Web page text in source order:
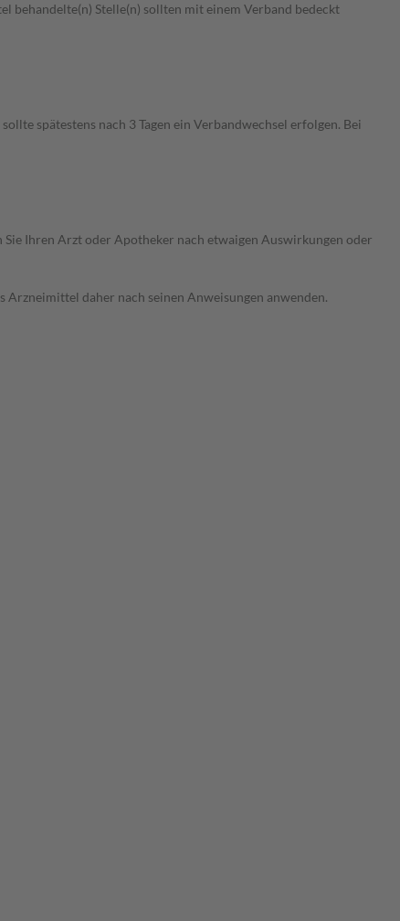
behandelte(n) Stelle(n) sollten mit einem Verband bedeckt
spätestens nach 3 Tagen ein Verbandwechsel erfolgen. Bei
Ihren Arzt oder Apotheker nach etwaigen Auswirkungen oder
daher nach seinen Anweisungen anwenden.